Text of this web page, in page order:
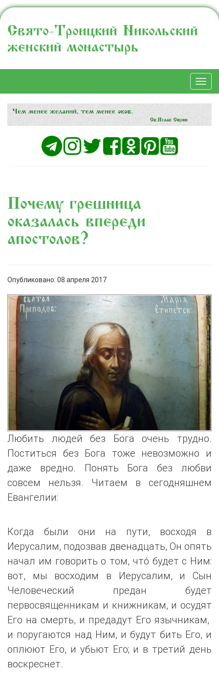
Свято-Троицкий Никольский
женский монастырь
Почему грешница
оказалась впереди
апостолов?
Опубликовано: 08 апреля 2017
Любить людей без Бога очень трудно.
Поститься без Бога тоже невозможно и
даже вредно. Понять Бога без любви
совсем нельзя. Читаем в сегодняшнем
Евангелии:
Когда были они на пути, восходя в
Иерусалим, подозвав двенадцать, Он опять
начал им говорить о том, что́ будет с Ним:
вот, мы восходим в Иерусалим, и Сын
Человеческий предан будет
первосвященникам и книжникам, и осудят
Его на смерть, и предадут Его язычникам,
и поругаются над Ним, и будут бить Его, и
оплюют Его, и убьют Его; и в третий день
воскреснет.